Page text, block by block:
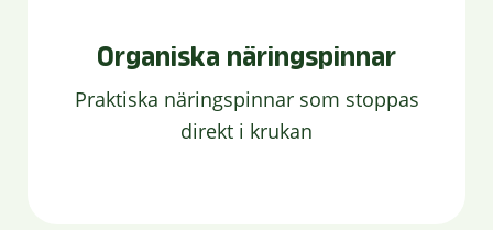
Organiska näringspinnar
Praktiska näringspinnar som stoppas
direkt i krukan